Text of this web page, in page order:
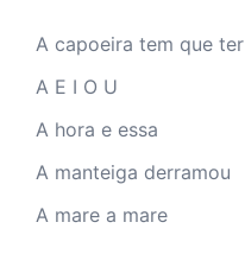
A capoeira tem que ter
A E I O U
A hora e essa
A manteiga derramou
A mare a mare